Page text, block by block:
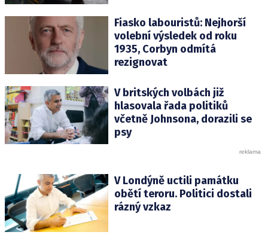
Fiasko labouristů: Nejhorší
volební výsledek od roku
1935, Corbyn odmítá
rezignovat
V britských volbách již
hlasovala řada politiků
včetně Johnsona, dorazili se
psy
V Londýně uctili památku
obětí teroru. Politici dostali
rázný vzkaz